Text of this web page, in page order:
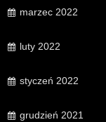
marzec 2022
luty 2022
styczeń 2022
grudzień 2021